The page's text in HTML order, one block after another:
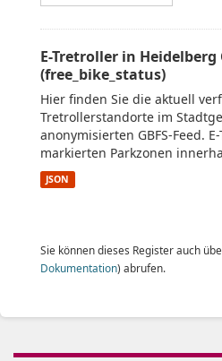
E-Tretroller in Heidelberg
(free_bike_status)
Hier finden Sie die aktuell
Tretrollerstandorte im
anonymisierten GBFS-Feed.
markierten Parkzonen
JSON
Sie können dieses Register auch
Dokumentation) abrufen.